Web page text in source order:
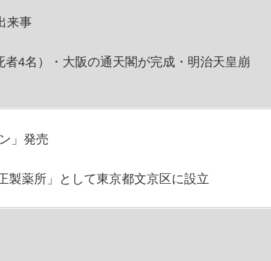
来事
4名）・大阪の通天閣が完成・明治天皇崩
」発売
薬所」として東京都文京区に設立